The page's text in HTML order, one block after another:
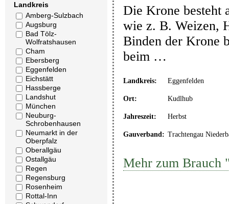
Landkreis
Amberg-Sulzbach
Augsburg
Bad Tölz-
Wolfratshausen
Cham
Ebersberg
Eggenfelden
Eichstätt
Hassberge
Landshut
München
Neuburg-
Schrobenhausen
Neumarkt in der
Oberpfalz
Oberallgäu
Ostallgäu
Regen
Regensburg
Rosenheim
Rottal-Inn
Die Krone besteht
wie z. B. Weizen,
Binden der Krone
beim …
Landkreis: Eggenfelden
Ort: Kudlhub
Jahreszeit: Herbst
Gauverband: Trachtengau
Mehr zum Brauch